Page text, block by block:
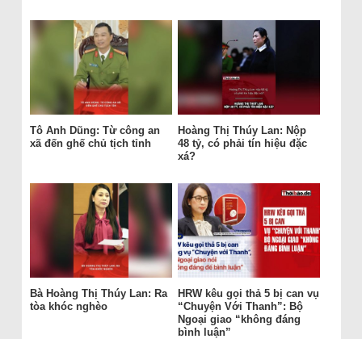
Tô Anh Dũng: Từ công an
xã đến ghế chủ tịch tỉnh
Hoàng Thị Thúy Lan: Nộp
48 tỷ, có phải tín hiệu đặc
xá?
Bà Hoàng Thị Thúy Lan: Ra
tòa khóc nghèo
HRW kêu gọi thả 5 bị can vụ
“Chuyện Với Thanh”: Bộ
Ngoại giao “không đáng
bình luận”